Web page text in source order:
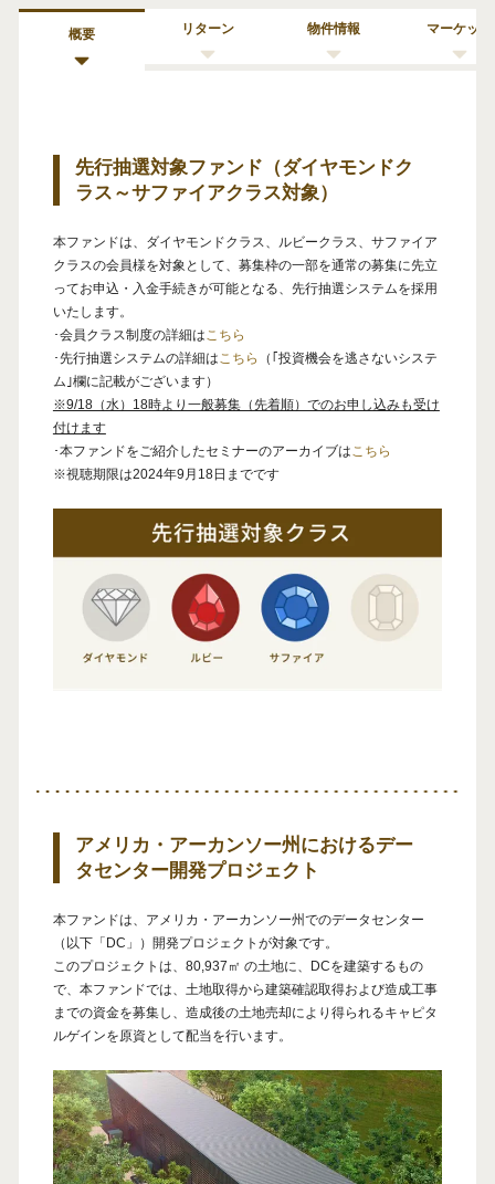
概要 リターン 物件情報 マーケット
先行抽選対象ファンド（ダイヤモンドク
ラス～サファイアクラス対象）
本ファンドは、ダイヤモンドクラス、ルビークラス、サファイア
クラスの会員様を対象として、募集枠の一部を通常の募集に先立
ってお申込・入金手続きが可能となる、先行抽選システムを採用
いたします。
･会員クラス制度の詳細はこちら
･先行抽選システムの詳細はこちら
（｢投資機会を逃さないシステ
ム｣欄に記載がございます）
※9/18（水）18時より一般募集（先着順）でのお申し込みも受け
付けます
･本ファンドをご紹介したセミナーのアーカイブはこちら
※視聴期限は2024年9月18日までです
アメリカ・アーカンソー州におけるデー
タセンター開発プロジェクト
本ファンドは、アメリカ・アーカンソー州でのデータセンター
（以下「DC」）開発プロジェクトが対象です。
このプロジェクトは、80,937㎡ の土地に、DCを建築するもの
で、本ファンドでは、土地取得から建築確認取得および造成工事
までの資金を募集し、造成後の土地売却により得られるキャピタ
ルゲインを原資として配当を行います。